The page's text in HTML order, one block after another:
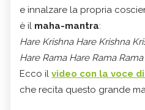
e innalzare la propria
è il maha-mantra:
Hare Krishna Hare Krishna
Hare Rama Hare Rama
Ecco il video con la voce
che recita questo grande